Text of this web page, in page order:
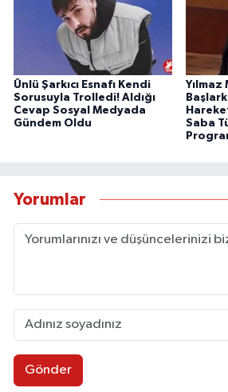
Ünlü Şarkıcı Esnafı Kendi
Sorusuyla Trolledi! Aldığı
Cevap Sosyal Medyada
Gündem Oldu
Yılmaz
Saba
Yorumlar
Gönder